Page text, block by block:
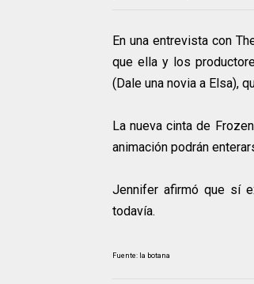
En una entrevista con
que ella y los
(Dale una novia a Elsa),
La nueva cinta de
animación podrán
Jennifer afirmó que sí
todavía.
Fuente: la botana